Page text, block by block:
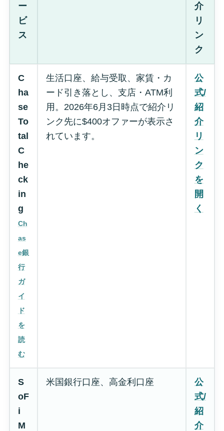
ー
ビ
ス
介
リ
ン
ク
C
ha
se
To
tal
C
he
ck
in
g
Ch
as
e銀
行
ガ
イ
ド
を
読
む
生活口座、給与受取、家賃・カ
ード引き落とし、支店・ATM利
用。2026年6月3日時点で紹介リ
ンク先に$400オファーが表示さ
れています。
公
式/
紹
介
リ
ン
ク
を
開
く
S
oF
i
M
米国銀行口座、高金利口座
公
式/
紹
介